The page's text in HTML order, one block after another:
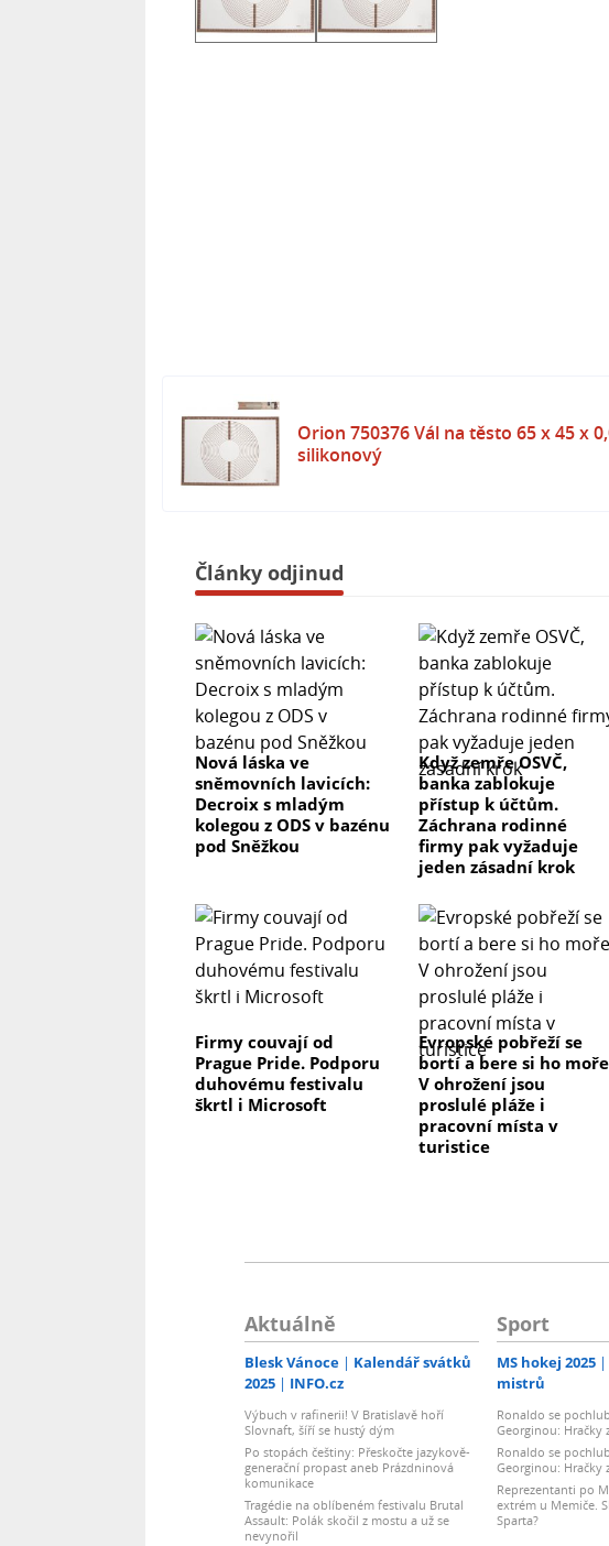
Orion 750376 Vál na těsto 65 x 45 x
silikonový
Články odjinud
Nová láska ve
sněmovních lavicích:
Decroix s mladým
kolegou z ODS v bazénu
pod Sněžkou
Když zemře OSVČ,
banka zablokuje
přístup k účtům.
Záchrana rodinné
firmy pak vyžaduje
jeden zásadní krok
Firmy couvají od
Prague Pride. Podporu
duhovému festivalu
škrtl i Microsoft
Evropské pobřeží se
bortí a bere si ho
V ohrožení jsou
proslulé pláže i
pracovní místa v
turistice
Aktuálně
Blesk Vánoce
Kalendář svátků
2025
INFO.cz
Výbuch v rafinerii! V Bratislavě hoří
Slovnaft, šíří se hustý dým
Po stopách češtiny: Přeskočte jazykově-
generační propast aneb Prázdninová
komunikace
Tragédie na oblíbeném festivalu Brutal
Assault: Polák skočil z mostu a už se
nevynořil
Sport
MS hokej 2025
mistrů
Ronaldo se
Georginou: Hračky
Ronaldo se
Georginou: Hračky
Reprezentanti po
extrém u Memiče.
Sparta?